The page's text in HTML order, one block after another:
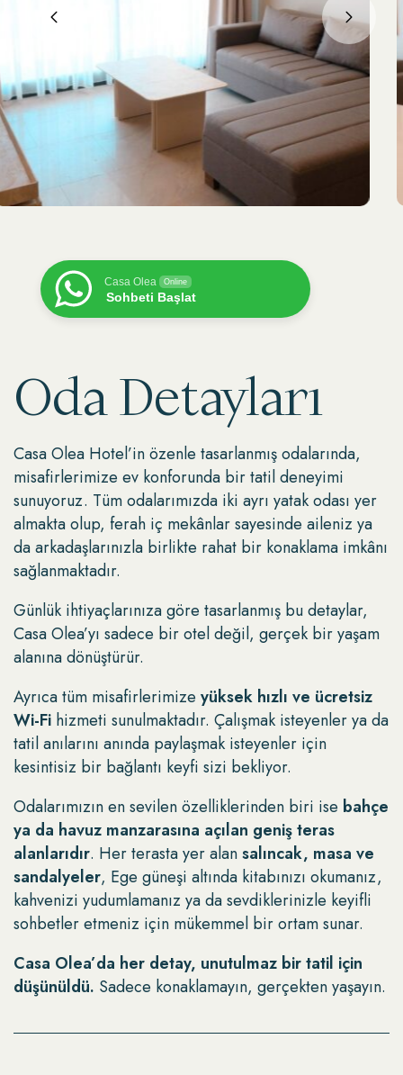
Oda Detayları
Casa Olea Hotel’in özenle tasarlanmış odalarında,
misafirlerimize ev konforunda bir tatil deneyimi
sunuyoruz. Tüm odalarımızda iki ayrı yatak odası yer
almakta olup, ferah iç mekânlar sayesinde aileniz ya
da arkadaşlarınızla birlikte rahat bir konaklama imkânı
sağlanmaktadır.
Günlük ihtiyaçlarınıza göre tasarlanmış bu detaylar,
Casa Olea’yı sadece bir otel değil, gerçek bir yaşam
alanına dönüştürür.
Ayrıca tüm misafirlerimize yüksek hızlı ve ücretsiz
Wi-Fi hizmeti sunulmaktadır. Çalışmak isteyenler ya da
tatil anılarını anında paylaşmak isteyenler için
kesintisiz bir bağlantı keyfi sizi bekliyor.
Odalarımızın en sevilen özelliklerinden biri ise bahçe
ya da havuz manzarasına açılan geniş teras
alanlarıdır. Her terasta yer alansalıncak, masa ve
sandalyeler, Ege güneşi altında kitabınızı okumanız,
kahvenizi yudumlamanız ya da sevdiklerinizle keyifli
sohbetler etmeniz için mükemmel bir ortam sunar.
Casa Olea’da her detay, unutulmaz bir tatil için
düşünüldü. Sadece konaklamayın, gerçekten yaşayın.
Casa Olea Online
Sohbeti Başlat